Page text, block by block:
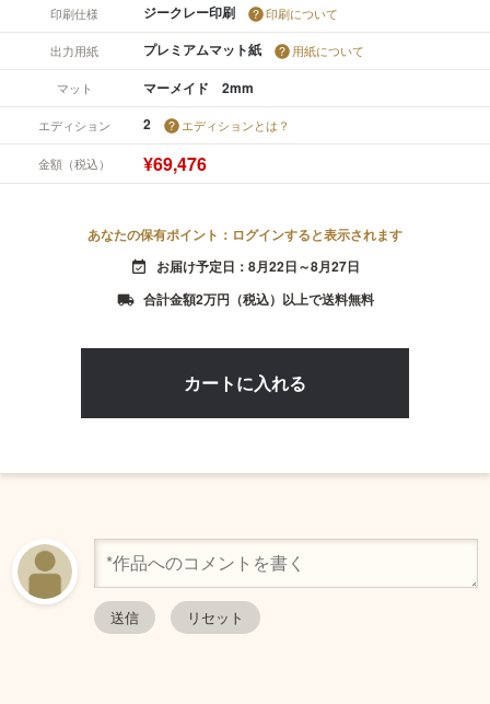
印刷仕様 ジークレー印刷 印刷について
出力用紙 プレミアムマット紙 用紙について
マット マーメイド 2mm
エディション 2 エディションとは？
金額（税込） ¥69,476
あなたの保有ポイント：ログインすると表示されます
event_available お届け予定日：8月22日～8月27日
local_shipping 合計金額2万円（税込）以上で送料無料